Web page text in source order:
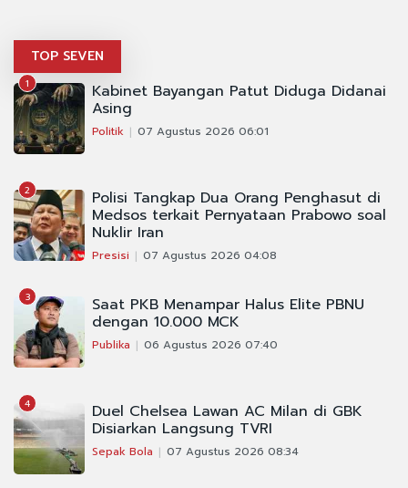
TOP SEVEN
1 Kabinet Bayangan Patut Diduga Didanai
Asing
Politik 07 Agustus 2026 06:01
2 Polisi Tangkap Dua Orang Penghasut di
Medsos terkait Pernyataan Prabowo soal
Nuklir Iran
Presisi 07 Agustus 2026 04:08
3 Saat PKB Menampar Halus Elite PBNU
dengan 10.000 MCK
Publika 06 Agustus 2026 07:40
4 Duel Chelsea Lawan AC Milan di GBK
Disiarkan Langsung TVRI
Sepak Bola 07 Agustus 2026 08:34